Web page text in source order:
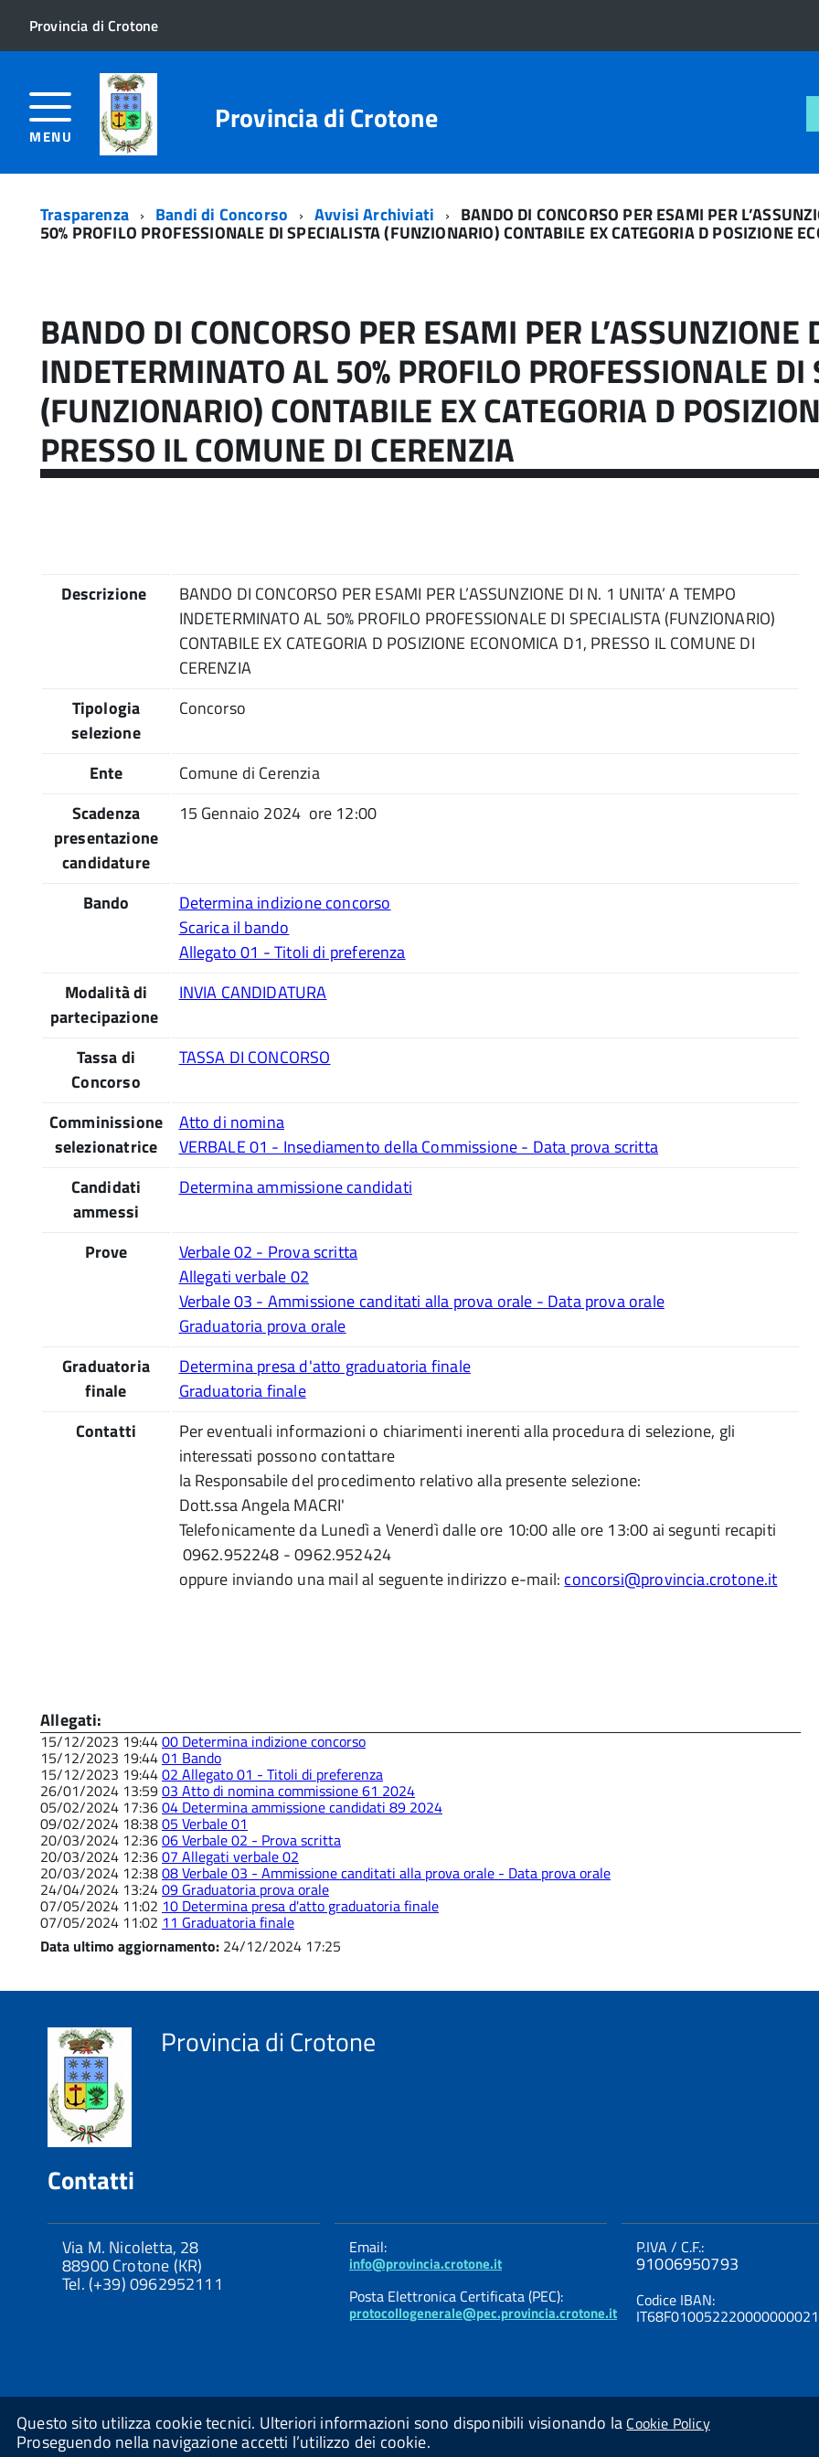
Questo sito utilizza cookie tecnici. Ulteriori informazioni sono disponibili visionando la Cookie Policy
Proseguendo nella navigazione accetti l’utilizzo dei cookie.
Provincia di Crotone
MENU Provincia di Crotone
Trasparenza Bandi di Concorso Avvisi Archiviati BANDO DI CONCORSO PER ESAMI PER
50% PROFILO PROFESSIONALE DI SPECIALISTA (FUNZIONARIO) CONTABILE EX CATEGORIA D POSIZIONE
BANDO DI CONCORSO PER ESAMI PER
INDETERMINATO AL 50% PROFILO PROFESSIONALE DI
(FUNZIONARIO) CONTABILE EX CATEGORIA D
PRESSO IL COMUNE DI CERENZIA
Descrizione
BANDO DI CONCORSO PER ESAMI PER L’ASSUNZIONE DI N. 1 UNITA’ A TEMPO
INDETERMINATO AL 50% PROFILO PROFESSIONALE DI SPECIALISTA (FUNZIONARIO)
CONTABILE EX CATEGORIA D POSIZIONE ECONOMICA D1, PRESSO IL COMUNE DI
CERENZIA
Tipologia
selezione
Concorso
Ente
Comune di Cerenzia
Scadenza
presentazione
candidature
15 Gennaio 2024 ore 12:00
Bando
Determina indizione concorso
Scarica il bando
Allegato 01 - Titoli di preferenza
Modalità di
partecipazione
INVIA CANDIDATURA
Tassa di
Concorso
TASSA DI CONCORSO
Comminissione
selezionatrice
Atto di nomina
VERBALE 01 - Insediamento della Commissione - Data prova scritta
Candidati
ammessi
Determina ammissione candidati
Prove
Verbale 02 - Prova scritta
Allegati verbale 02
Verbale 03 - Ammissione canditati alla prova orale - Data prova orale
Graduatoria prova orale
Graduatoria
finale
Determina presa d'atto graduatoria finale
Graduatoria finale
Contatti
Per eventuali informazioni o chiarimenti inerenti alla procedura di selezione, gli
interessati possono contattare
la Responsabile del procedimento relativo alla presente selezione:
Dott.ssa Angela MACRI'
Telefonicamente da Lunedì a Venerdì dalle ore 10:00 alle ore 13:00 ai segunti recapiti
0962.952248 - 0962.952424
oppure inviando una mail al seguente indirizzo e-mail: concorsi@provincia.crotone.it
Allegati:
15/12/2023 19:4400 Determina indizione concorso
15/12/2023 19:4401 Bando
15/12/2023 19:4402 Allegato 01 - Titoli di preferenza
26/01/2024 13:5903 Atto di nomina commissione 61 2024
05/02/2024 17:3604 Determina ammissione candidati 89 2024
09/02/2024 18:3805 Verbale 01
20/03/2024 12:3606 Verbale 02 - Prova scritta
20/03/2024 12:3607 Allegati verbale 02
20/03/2024 12:3808 Verbale 03 - Ammissione canditati alla prova orale - Data prova orale
24/04/2024 13:2409 Graduatoria prova orale
07/05/2024 11:02 10 Determina presa d'atto graduatoria finale
07/05/2024 11:02 11 Graduatoria finale
Data ultimo aggiornamento: 24/12/2024 17:25
Provincia di Crotone
Contatti
Via M. Nicoletta, 28
88900 Crotone (KR)
Tel. (+39) 0962952111
Email:
info@provincia.crotone.it
Posta Elettronica Certificata (PEC):
protocollogenerale@pec.provincia.crotone.it
P.IVA / C.F.:
91006950793
Codice IBAN: